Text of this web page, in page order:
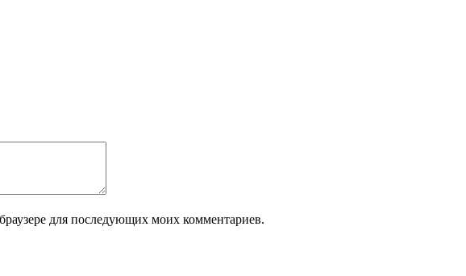
для последующих моих комментариев.